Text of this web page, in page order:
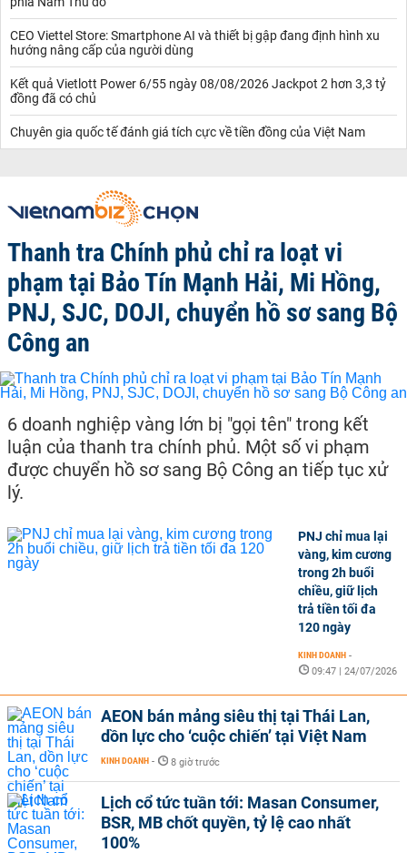
CEO Viettel Store: Smartphone AI và thiết bị gập đang định hình xu
hướng nâng cấp của người dùng
Kết quả Vietlott Power 6/55 ngày 08/08/2026 Jackpot 2 hơn 3,3 tỷ
đồng đã có chủ
Chuyên gia quốc tế đánh giá tích cực về tiền đồng của Việt Nam
Thanh tra Chính phủ chỉ ra loạt vi
phạm tại Bảo Tín Mạnh Hải, Mi Hồng,
PNJ, SJC, DOJI, chuyển hồ sơ sang Bộ
Công an
6 doanh nghiệp vàng lớn bị "gọi tên" trong kết
luận của thanh tra chính phủ. Một số vi phạm
được chuyển hồ sơ sang Bộ Công an tiếp tục xử
lý.
PNJ chỉ mua lại
vàng, kim cương
trong 2h buổi
chiều, giữ lịch
trả tiền tối đa
120 ngày
KINH DOANH -
09:47 | 24/07/2026
AEON bán mảng siêu thị tại Thái Lan,
dồn lực cho ‘cuộc chiến’ tại Việt Nam
KINH DOANH - 8 giờ trước
Lịch cổ tức tuần tới: Masan Consumer,
BSR, MB chốt quyền, tỷ lệ cao nhất
100%